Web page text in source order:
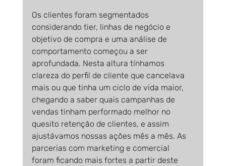
Os clientes foram segmentados
considerando tier, linhas de negócio e
objetivo de compra e uma análise de
comportamento começou a ser
aprofundada. Nesta altura tínhamos
clareza do perfil de cliente que cancelava
mais ou que tinha um ciclo de vida maior,
chegando a saber quais campanhas de
vendas tinham performado melhor no
quesito retenção de clientes, e assim
ajustávamos nossas ações mês a mês. As
parcerias com marketing e comercial
foram ficando mais fortes a partir deste